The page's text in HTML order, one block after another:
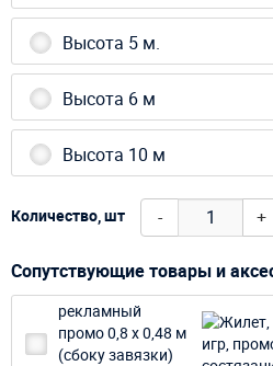
Высота 5 м.
Высота 6 м
Высота 10 м
Количество, шт - +
Сопутствующие товары и
рекламный
промо 0,8 х 0,48 м
(сбоку завязки)